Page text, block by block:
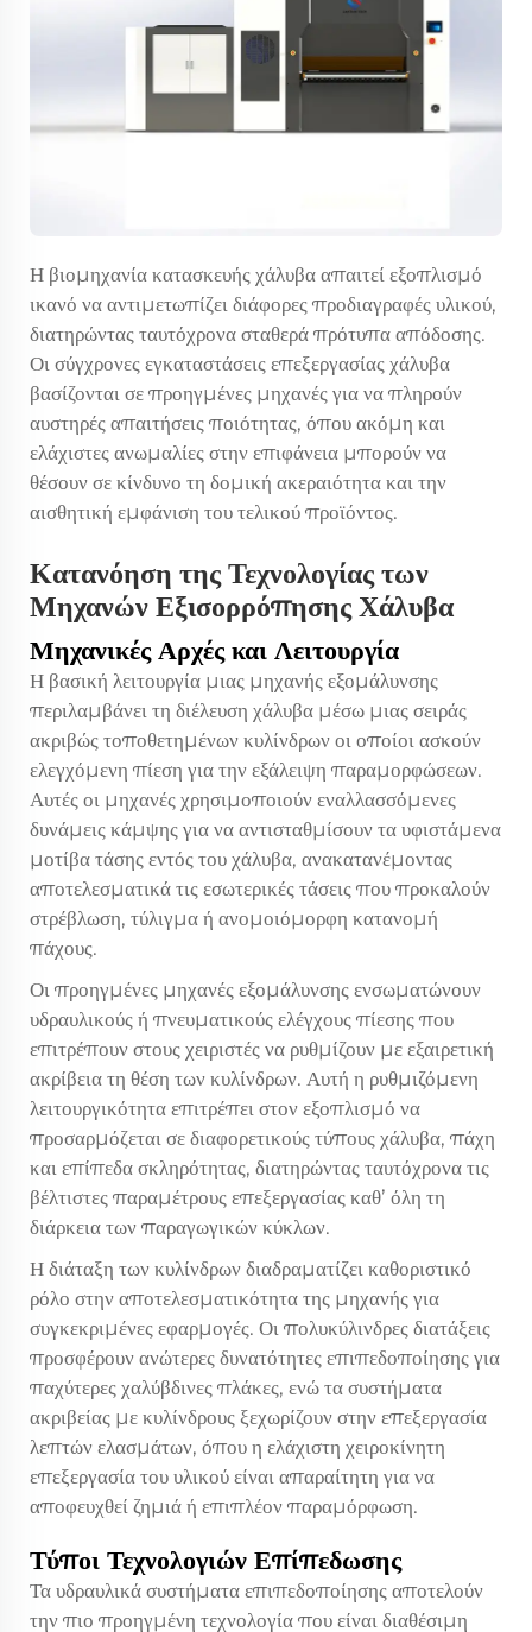
Η βιομηχανία κατασκευής χάλυβα απαιτεί εξοπλισμό
ικανό να αντιμετωπίζει διάφορες προδιαγραφές υλικού,
διατηρώντας ταυτόχρονα σταθερά πρότυπα απόδοσης.
Οι σύγχρονες εγκαταστάσεις επεξεργασίας χάλυβα
βασίζονται σε προηγμένες μηχανές για να πληρούν
αυστηρές απαιτήσεις ποιότητας, όπου ακόμη και
ελάχιστες ανωμαλίες στην επιφάνεια μπορούν να
θέσουν σε κίνδυνο τη δομική ακεραιότητα και την
αισθητική εμφάνιση του τελικού προϊόντος.
Κατανόηση της Τεχνολογίας των
Μηχανών Εξισορρόπησης Χάλυβα
Μηχανικές Αρχές και Λειτουργία
Η βασική λειτουργία μιας μηχανής εξομάλυνσης
περιλαμβάνει τη διέλευση χάλυβα μέσω μιας σειράς
ακριβώς τοποθετημένων κυλίνδρων οι οποίοι ασκούν
ελεγχόμενη πίεση για την εξάλειψη παραμορφώσεων.
Αυτές οι μηχανές χρησιμοποιούν εναλλασσόμενες
δυνάμεις κάμψης για να αντισταθμίσουν τα υφιστάμενα
μοτίβα τάσης εντός του χάλυβα, ανακατανέμοντας
αποτελεσματικά τις εσωτερικές τάσεις που προκαλούν
στρέβλωση, τύλιγμα ή ανομοιόμορφη κατανομή
πάχους.
Οι προηγμένες μηχανές εξομάλυνσης ενσωματώνουν
υδραυλικούς ή πνευματικούς ελέγχους πίεσης που
επιτρέπουν στους χειριστές να ρυθμίζουν με εξαιρετική
ακρίβεια τη θέση των κυλίνδρων. Αυτή η ρυθμιζόμενη
λειτουργικότητα επιτρέπει στον εξοπλισμό να
προσαρμόζεται σε διαφορετικούς τύπους χάλυβα, πάχη
και επίπεδα σκληρότητας, διατηρώντας ταυτόχρονα τις
βέλτιστες παραμέτρους επεξεργασίας καθ’ όλη τη
διάρκεια των παραγωγικών κύκλων.
Η διάταξη των κυλίνδρων διαδραματίζει καθοριστικό
ρόλο στην αποτελεσματικότητα της μηχανής για
συγκεκριμένες εφαρμογές. Οι πολυκύλινδρες διατάξεις
προσφέρουν ανώτερες δυνατότητες επιπεδοποίησης για
παχύτερες χαλύβδινες πλάκες, ενώ τα συστήματα
ακριβείας με κυλίνδρους ξεχωρίζουν στην επεξεργασία
λεπτών ελασμάτων, όπου η ελάχιστη χειροκίνητη
επεξεργασία του υλικού είναι απαραίτητη για να
αποφευχθεί ζημιά ή επιπλέον παραμόρφωση.
Τύποι Τεχνολογιών Επίπεδωσης
Τα υδραυλικά συστήματα επιπεδοποίησης αποτελούν
την πιο προηγμένη τεχνολογία που είναι διαθέσιμη